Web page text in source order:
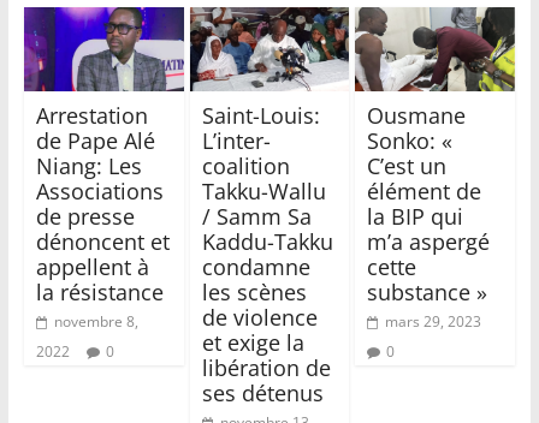
Arrestation
de Pape Alé
Niang: Les
Associations
de presse
dénoncent et
appellent à
la résistance
novembre 8,
2022
0
Saint-Louis:
L’inter-
coalition
Takku-Wallu
/ Samm Sa
Kaddu-Takku
condamne
les scènes
de violence
et exige la
libération de
ses détenus
Ousmane
Sonko: «
C’est un
élément de
la BIP qui
m’a aspergé
cette
substance »
mars 29, 2023
0